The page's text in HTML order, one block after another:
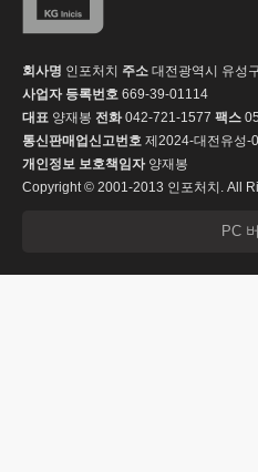
회사명 인포처치 주소 대전광역시 유성
사업자 등록번호 669-39-01114
대표 양재봉 전화042-721-1577 팩스
통신판매업신고번호 제2024-대전유성-
개인정보 보호책임자양재봉
Copyright © 2001-2013 인포처치. All
PC